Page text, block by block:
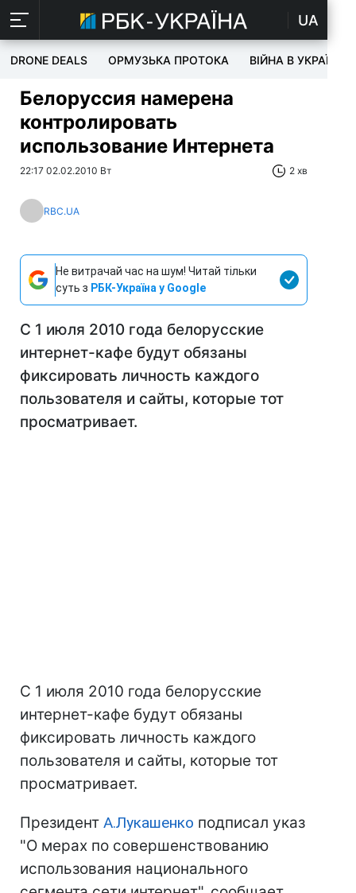
UA
DRONE DEALS ОРМУЗЬКА ПРОТОКА ВІЙНА В УКРАЇНІ
Белоруссия намерена
контролировать
использование Интернета
22:17 02.02.2010 Вт 2 хв
RBC.UA
Не витрачай час на шум! Читай тільки
суть з РБК-Україна у Google
С 1 июля 2010 года белорусские
интернет-кафе будут обязаны
фиксировать личность каждого
пользователя и сайты, которые тот
просматривает.
С 1 июля 2010 года белорусские
интернет-кафе будут обязаны
фиксировать личность каждого
пользователя и сайты, которые тот
просматривает.
Президент А.Лукашенко подписал указ
"О мерах по совершенствованию
использования национального